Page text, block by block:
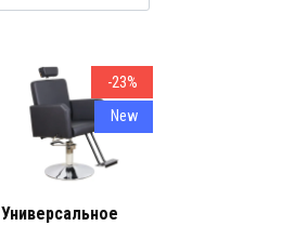
-23%
New
Универсальное